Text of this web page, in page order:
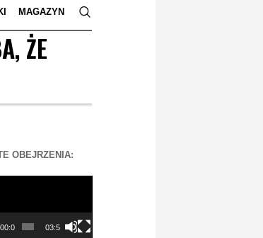
MAGAZYN
ŻE
OBEJRZENIA:
00:00 03:56